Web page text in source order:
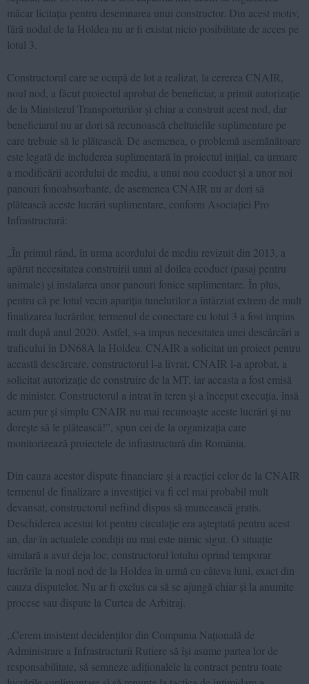
măcar licitația pentru desemnarea unui constructor. Din acest motiv,
fără nodul de la Holdea nu ar fi existat nicio posibilitate de acces pe
lotul 3.
Constructorul care se ocupă de lot a realizat, la cererea CNAIR,
noul nod, a făcut proiectul aprobat de beneficiar, a primit autorizație
de la Ministerul Transporturilor și chiar a construit acest nod, dar
beneficiarul nu ar dori să recunoască cheltuielile suplimentare pe
care trebuie să le plătească. De asemenea, o problemă asemănătoare
este legată de includerea suplimentară în proiectul inițial, ca urmare
a modificării acordului de mediu, a unui nou ecoduct și a unor noi
panouri fonoabsorbante, de asemenea CNAIR nu ar dori să
plătească aceste lucrări suplimentare, conform Asociației Pro
Infrastructură:
„În primul rând, în urma acordului de mediu revizuit din 2013, a
apărut necesitatea construirii unui al doilea ecoduct (pasaj pentru
animale) și instalarea unor panouri fonice suplimentare. În plus,
pentru că pe lotul vecin apariția tunelurilor a întârziat extrem de mult
finalizarea lucrărilor, termenul de conectare cu lotul 3 a fost împins
mult după anul 2020. Astfel, s-a impus necesitatea unei descărcări a
traficului în DN68A la Holdea. CNAIR a solicitat un proiect pentru
această descărcare, constructorul l-a livrat, CNAIR l-a aprobat, a
solicitat autorizație de construire de la MT, iar aceasta a fost emisă
de minister. Constructorul a intrat în teren și a început execuția, însă
acum pur și simplu CNAIR nu mai recunoaște aceste lucrări și nu
dorește să le plătească!”, spun cei de la organizația care
monitorizează proiectele de infrastructură din România.
Din cauza acestor dispute financiare și a reacției celor de la CNAIR
termenul de finalizare a investiției va fi cel mai probabil mult
devansat, constructorul nefiind dispus să muncească gratis.
Deschiderea acestui lot pentru circulație era așteptată pentru acest
an, dar în actualele condiții nu mai este nimic sigur. O situație
similară a avut deja loc, constructorul lotului oprind temporar
lucrările la noul nod de la Holdea în urmă cu câteva luni, exact din
cauza disputelor. Nu ar fi exclus ca să se ajungă chiar și la anumite
procese sau dispute la Curtea de Arbitraj.
„Cerem insistent decidenților din Compania Națională de
Administrare a Infrastructurii Rutiere să își asume partea lor de
responsabilitate, să semneze adiționalele la contract pentru toate